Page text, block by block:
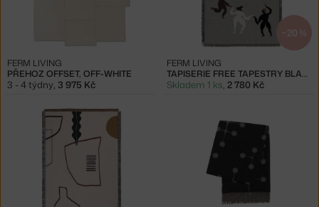
PŘEHOZ OFFSET, OFF-WHITE
FERM LIVING
3 - 4 týdny, 3 975 Kč
−20 %
TAPISERIE FREE TAPESTRY BLANKET
FERM LIVING
Skladem 1 ks, 2 780 Kč